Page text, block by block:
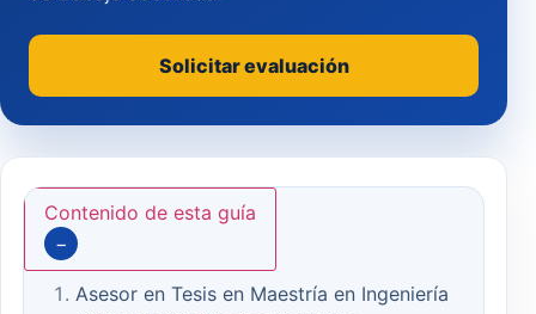
Contenido de esta guía
−
Asesor en Tesis en Maestría en Ingeniería
Solicitar evaluación